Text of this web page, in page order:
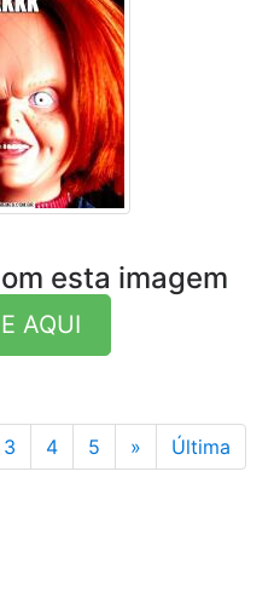
esta imagem
AQUI
3 4 5 » ÚltimaÚltima